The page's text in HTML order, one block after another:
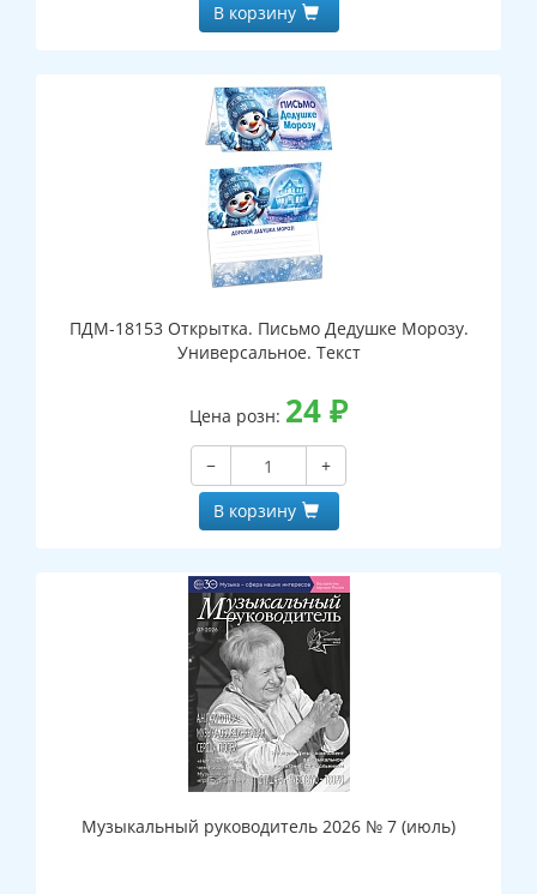
В корзину
ПДМ-18153 Открытка. Письмо Дедушке Морозу.
Универсальное. Текст
Цена розн: 24₽
−
+
В корзину
Музыкальный руководитель 2026 № 7 (июль)